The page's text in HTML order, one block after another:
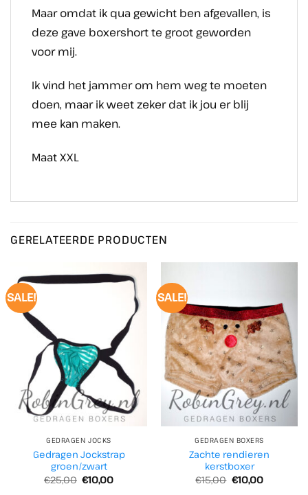
Maar omdat ik qua gewicht ben afgevallen, is
deze gave boxershort te groot geworden
voor mij.
Ik vind het jammer om hem weg te moeten
doen, maar ik weet zeker dat ik jou er blij
mee kan maken.
Maat XXL
GERELATEERDE PRODUCTEN
SALE!
GEDRAGEN JOCKS
Gedragen Jockstrap
groen/zwart
€25,00 Oorspronkelijke
prijs
€10,00Huidige
SALE!
GEDRAGEN BOXERS
Zachte rendieren
kerstboxer
€15,00 Oorspronkelijke
prijs
€10,00Huidige